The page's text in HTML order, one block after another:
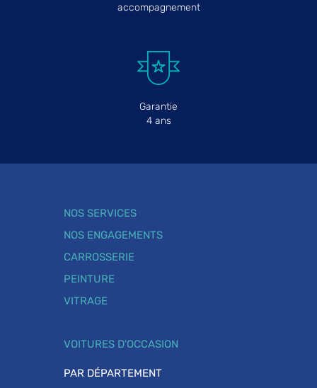
accompagnement
Garantie
4 ans
NOS SERVICES
NOS ENGAGEMENTS
CARROSSERIE
PEINTURE
VITRAGE
VOITURES D'OCCASION
PAR DÉPARTEMENT